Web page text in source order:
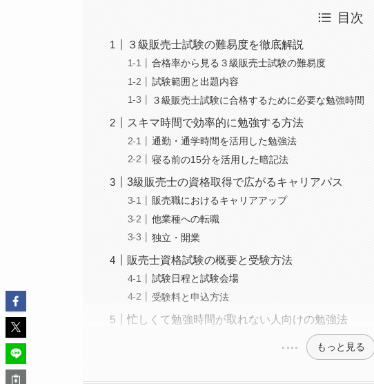
目次
３級販売士試験の難易度を徹底解説
合格率から見る３級販売士試験の難易度
試験範囲と出題内容
３級販売士試験に合格するために必要な勉強時間
スキマ時間で効率的に勉強する方法
通勤・通学時間を活用した勉強法
寝る前の15分を活用した暗記法
3級販売士の資格取得で広がるキャリアパス
販売職におけるキャリアアップ
他業種への転職
独立・開業
販売士資格試験の概要と受験方法
試験日程と試験会場
受験料と申込方法
忙しくて勉強時間が取れない人向けの勉強法
もっと見る